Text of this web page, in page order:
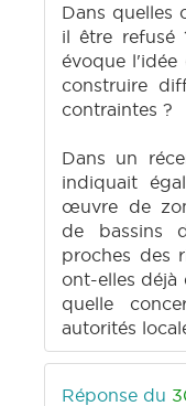
Dans quelles
il être refusé
évoque
construire
contraintes ?
Dans un
indiquait
œuvre de
de bassins
proches des
ont-elles déjà
quelle
autorités
Réponse du